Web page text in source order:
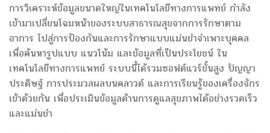
การวิเคราะห์ข้อมูลขนาดใหญ่ในเทคโนโลยีทางการแพทย์ กำลัง
เข้ามาเปลี่ยนโฉมหน้าของระบบสาธารณสุขจากการรักษาตาม
อาการ ไปสู่การป้องกันและการรักษาแบบแม่นยำจำเพาะบุคคล
เพื่อค้นหารูปแบบ แนวโน้ม และข้อมูลที่เป็นประโยชน์ ใน
เทคโนโลยีทางการแพทย์ ระบบนี้ได้รวมซอฟต์แวร์ขั้นสูง ปัญญา
ประดิษฐ์ การประมวลผลบนคลาวด์ และการเรียนรู้ของเครื่องจักร
เข้าด้วยกัน เพื่อประเมินข้อมูลด้านการดูแลสุขภาพได้อย่างรวดเร็ว
และแม่นยำ